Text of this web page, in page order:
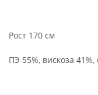
Рост 170 см
ПЭ 55%, вискоза 41%,